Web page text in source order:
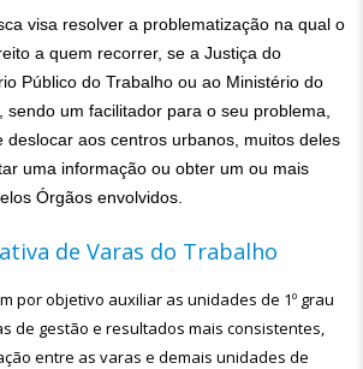
visa resolver a problematização na qual o
a quem recorrer, se a Justiça do
Público do Trabalho ou ao Ministério do
sendo um facilitador para o seu problema,
deslocar aos centros urbanos, muitos deles
uma informação ou obter um ou mais
Órgãos envolvidos.
de Varas do Trabalho
por objetivo auxiliar as unidades de 1º grau
de gestão e resultados mais consistentes,
entre as varas e demais unidades de